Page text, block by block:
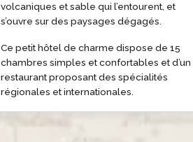
volcaniques et sable qui l’entourent, et
s’ouvre sur des paysages dégagés.
Ce petit hôtel de charme dispose de 15
chambres simples et confortables et d’un
restaurant proposant des spécialités
régionales et internationales.